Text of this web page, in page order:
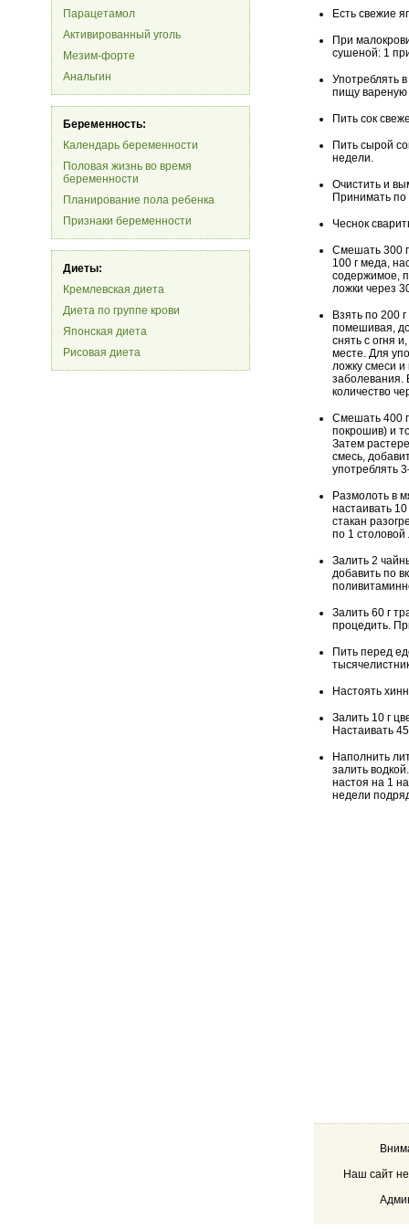
Парацетамол
Активированный уголь
Мезим-форте
Анальгин
Беременность:
Календарь беременности
Половая жизнь во время
беременности
Планирование пола ребенка
Признаки беременности
Диеты:
Кремлевская диета
Диета по группе крови
Японская диета
Рисовая диета
Есть свежие
При
сушеной: 1
Употреблять
пищу вареную
Пить сок
Пить сырой
недели.
Очистить и
Принимать
Чеснок
Смешать 300 г
100 г меда,
содержимое,
ложки через
Взять по 200
помешивая,
снять с огня
месте. Для
ложку смеси
заболевания.
количество
Смешать 400
покрошив) и
Затем
смесь,
употреблять
Размолоть в
настаивать
стакан
по 1
Залить 2
добавить по
Залить 60 г
процедить.
Пить перед
Настоять
Залить 10 г
Настаивать
Наполнить
залить
настоя на 1
недели
Наш сайт